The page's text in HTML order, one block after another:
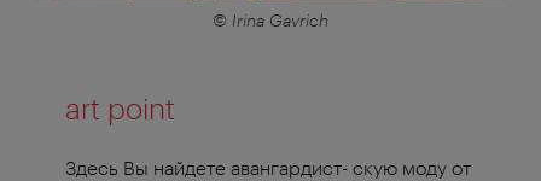
© Irina Gavrich
art point
Здесь Вы найдете авангардист- скую моду от